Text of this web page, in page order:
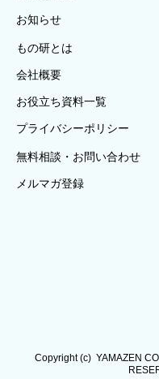
お知らせ
もの研とは
会社概要
お役立ち資料一覧
プライバシーポリシー
無料相談・お問い合わせ
メルマガ登録
Copyright (c)  YAMAZEN